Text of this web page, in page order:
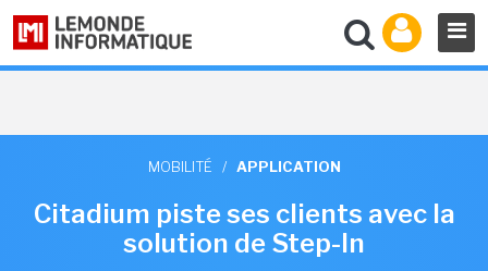
MOBILITÉ / APPLICATION
Citadium piste ses clients avec la
solution de Step-In